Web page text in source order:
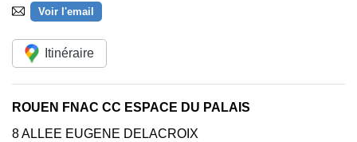
Voir l'email
Itinéraire
ROUEN FNAC CC ESPACE DU PALAIS
8 ALLEE EUGENE DELACROIX